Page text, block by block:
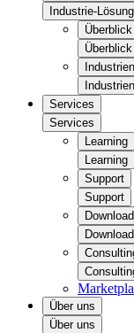
Industrie-
Überblick
Überblick
Industrien
Industrien
Services
Services
Learning
Learning
Support
Support
Über uns
Über uns